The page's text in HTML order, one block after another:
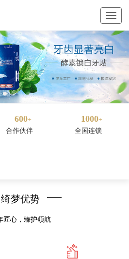
600+
合作伙伴
1000+
全国连锁
绮梦优势
匠心，臻护领航